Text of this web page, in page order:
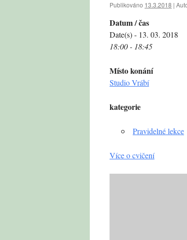
Publikováno 13.3.2018 |
Datum / čas
Date(s) - 13. 03. 2018
18:00 - 18:45
Místo konání
Studio Vrábí
kategorie
Pravidelné lekce
Více o cvičení